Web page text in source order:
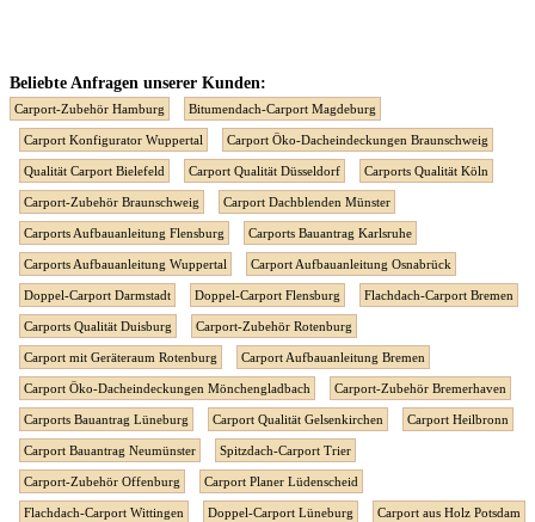
Beliebte Anfragen unserer Kunden:
Carport-Zubehör Hamburg Bitumendach-Carport Magdeburg
Carport Konfigurator Wuppertal Carport Öko-Dacheindeckungen Braunschweig
Qualität Carport Bielefeld Carport Qualität Düsseldorf Carports Qualität Köln
Carport-Zubehör Braunschweig Carport Dachblenden Münster
Carports Aufbauanleitung Flensburg Carports Bauantrag Karlsruhe
Carports Aufbauanleitung Wuppertal Carport Aufbauanleitung Osnabrück
Doppel-Carport Darmstadt Doppel-Carport Flensburg Flachdach-Carport Bremen
Carports Qualität Duisburg Carport-Zubehör Rotenburg
Carport mit Geräteraum Rotenburg Carport Aufbauanleitung Bremen
Carport Öko-Dacheindeckungen Mönchengladbach Carport-Zubehör Bremerhaven
Carports Bauantrag Lüneburg Carport Qualität Gelsenkirchen Carport Heilbronn
Carport Bauantrag Neumünster Spitzdach-Carport Trier
Carport-Zubehör Offenburg Carport Planer Lüdenscheid
Flachdach-Carport Wittingen Doppel-Carport Lüneburg Carport aus Holz Potsdam